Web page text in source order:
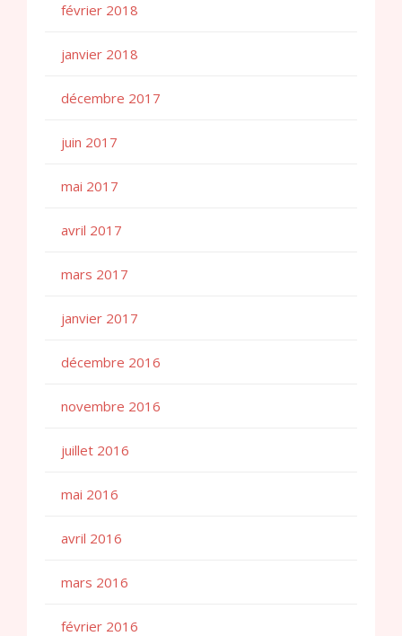
février 2018
janvier 2018
décembre 2017
juin 2017
mai 2017
avril 2017
mars 2017
janvier 2017
décembre 2016
novembre 2016
juillet 2016
mai 2016
avril 2016
mars 2016
février 2016